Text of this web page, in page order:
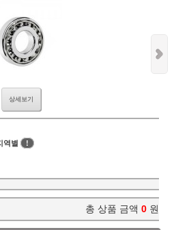
상세보기
역별 !
총 상품 금액 0 원